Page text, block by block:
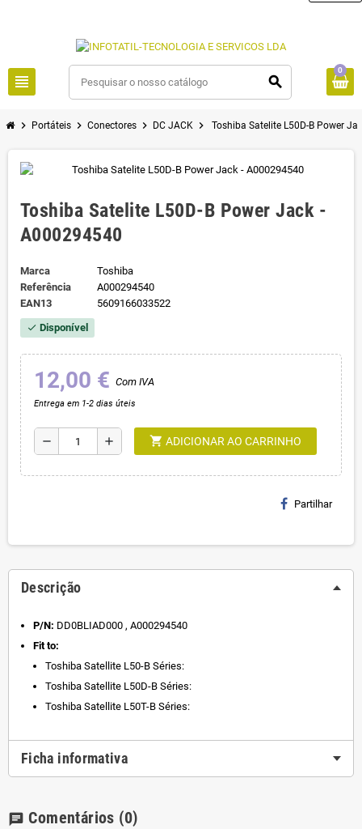
view_headline search
0
chevron_right Portáteis chevron_right Conectores chevron_right DC JACK chevron_right Toshiba Satelite L50D-B Power
Toshiba Satelite L50D-B Power Jack -
A000294540
Marca
Toshiba
Referência
A000294540
EAN13
5609166033522
check Disponível
12,00 € Com IVA
Entrega em 1-2 dias úteis
remove add shopping_cart ADICIONAR AO CARRINHO
Partilhar
Descrição
P/N: DD0BLIAD000 , A000294540
Fit to:
Toshiba Satellite L50-B Séries:
Toshiba Satellite L50D-B Séries:
Toshiba Satellite L50T-B Séries:
Ficha informativa
chat Comentários (0)